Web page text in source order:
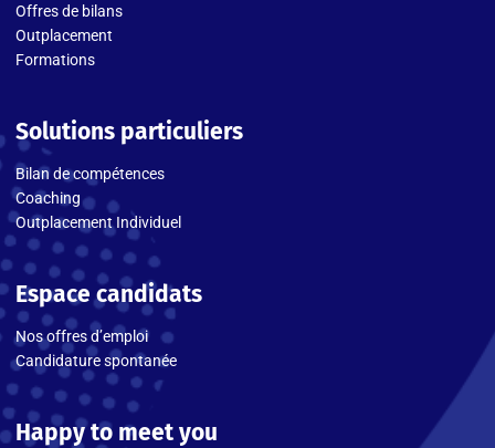
Offres de bilans
Outplacement
Formations
Solutions particuliers
Bilan de compétences
Coaching
Outplacement Individuel
Espace candidats
Nos offres d’emploi
Candidature spontanée
Happy to meet you